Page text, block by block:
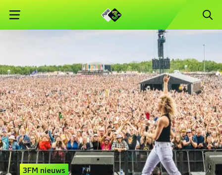
3FM nieuws